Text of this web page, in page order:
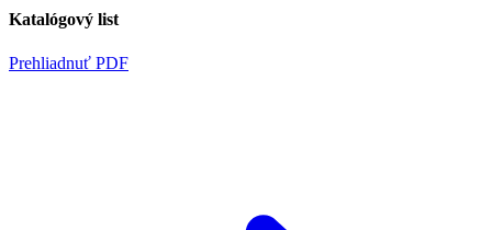
Katalógový list
Prehliadnuť PDF